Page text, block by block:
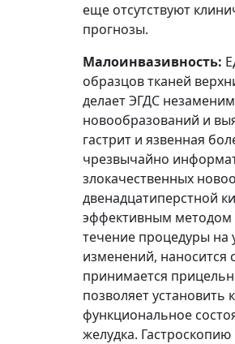
еще отсутствуют
прогнозы.
Малоинвазивность:
образцов тканей
делает ЭГДС
новообразований и
гастрит и язвенная
чрезвычайно
злокачественных
двенадцатиперстной
эффективным методом
течение процедуры на
изменений, наносится
принимается
позволяет установить
функциональное
желудка.